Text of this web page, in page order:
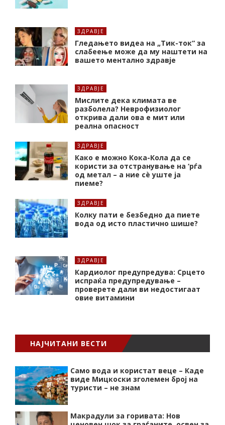
ЗДРАВЈЕ
Гледањето видеа на „Тик-ток“ за
слабеење може да му наштети на
вашето ментално здравје
ЗДРАВЈЕ
Мислите дека климата ве
разболела? Неврофизиолог
открива дали ова е мит или
реална опасност
ЗДРАВЈЕ
Како е можно Кока-Кола да се
користи за отстранување на ‘рѓа
од метал – а ние сè уште ја
пиеме?
ЗДРАВЈЕ
Колку пати е безбедно да пиете
вода од исто пластично шише?
ЗДРАВЈЕ
Кардиолог предупредува: Срцето
испраќа предупредување –
проверете дали ви недостигаат
овие витамини
НАЈЧИТАНИ ВЕСТИ
Само вода и користат веце – Каде
виде Мицкоски зголемен број на
туристи – не знам
Макрадули за горивата: Нов